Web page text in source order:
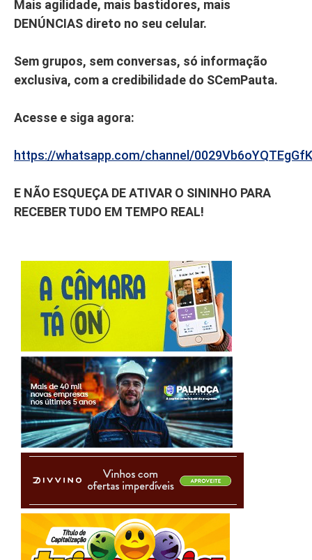
Mais agilidade, mais bastidores, mais
DENÚNCIAS direto no seu celular.
Sem grupos, sem conversas, só informação
exclusiva, com a credibilidade do SCemPauta.
Acesse e siga agora:
https://whatsapp.com/channel/
E NÃO ESQUEÇA DE ATIVAR O SININHO PARA
RECEBER TUDO EM TEMPO REAL!